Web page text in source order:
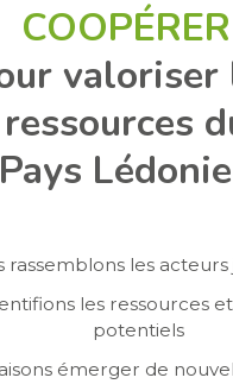
COOPÉRER
valoriser
ressources
Pays
rassemblons les acteurs
les ressources
potentiels
émerger de